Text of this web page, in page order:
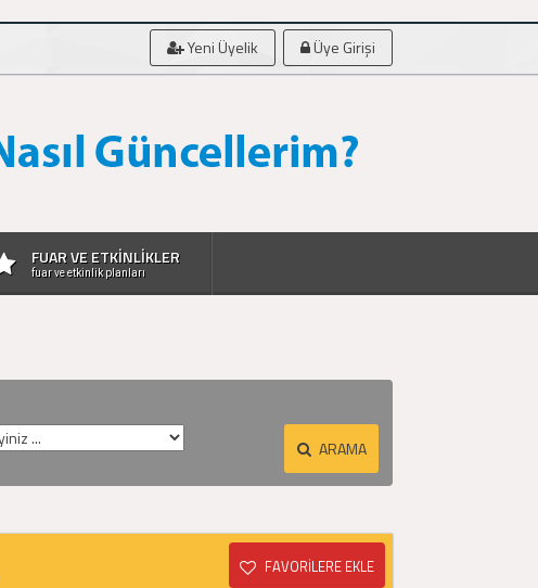
Yeni Üyelik Üye Girişi
FUAR VE ETKİNLİKLER
fuar ve etkinlik planları
ARAMA
FAVORİLERE EKLE